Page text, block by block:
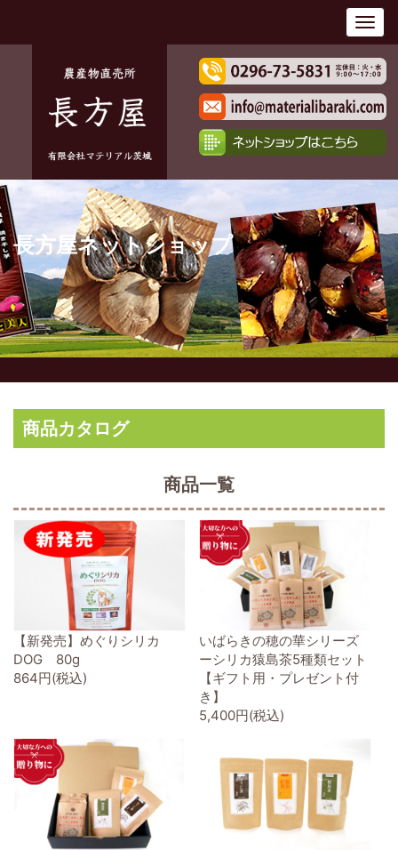
商品カタログ
商品一覧
【新発売】めぐりシリカ
DOG 80g
864円(税込)
いばらきの穂の華シリーズ
ーシリカ猿島茶5種類セット
【ギフト用・プレゼント付
き】
5,400円(税込)